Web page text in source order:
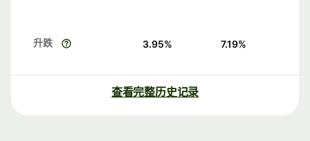
升跌 3.95% 7.19%
查看完整历史记录